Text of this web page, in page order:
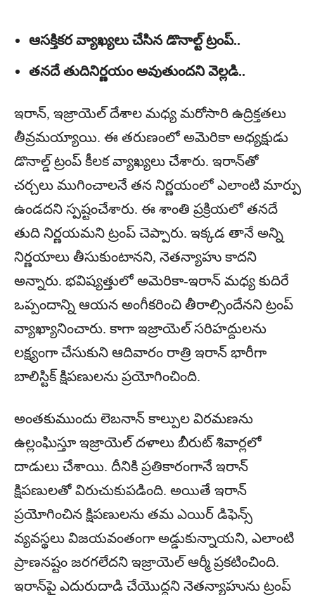
ఆసక్తికర వ్యాఖ్యలు చేసిన డొనాల్ట్ ట్రంప్..
తనదే తుదినిర్ణయం అవుతుందని వెల్లడి..
ఇరాన్, ఇజ్రాయెల్ దేశాల మధ్య మరోసారి ఉద్రిక్తతలు
తీవ్రమయ్యాయి. ఈ తరుణంలో అమెరికా అధ్యక్షుడు
డొనాల్డ్‌ ట్రంప్‌ కీలక వ్యాఖ్యలు చేశారు. ఇరాన్‌తో
చర్చలు ముగించాలనే తన నిర్ణయంలో ఎలాంటి మార్పు
ఉండదని స్పష్టంచేశారు. ఈ శాంతి ప్రక్రియలో తనదే
తుది నిర్ణయమని ట్రంప్ చెప్పారు. ఇక్కడ తానే అన్ని
నిర్ణయాలు తీసుకుంటానని, నెతన్యాహు కాదని
అన్నారు. భవిష్యత్తులో అమెరికా-ఇరాన్ మధ్య కుదిరే
ఒప్పందాన్ని ఆయన అంగీకరించి తీరాల్సిందేనని ట్రంప్
వ్యాఖ్యానించారు. కాగా ఇజ్రాయెల్ సరిహద్దులను
లక్ష్యంగా చేసుకుని ఆదివారం రాత్రి ఇరాన్ భారీగా
బాలిస్టిక్ క్షిపణులను ప్రయోగించింది.
అంతకుముందు లెబనాన్ కాల్పుల విరమణను
ఉల్లంఘిస్తూ ఇజ్రాయెల్ దళాలు బీరుట్‌ శివార్లలో
దాడులు చేశాయి. దీనికి ప్రతికారంగానే ఇరాన్
క్షిపణులతో విరుచుకుపడింది. అయితే ఇరాన్
ప్రయోగించిన క్షిపణులను తమ ఎయిర్ డిఫెన్స్
వ్యవస్థలు విజయవంతంగా అడ్డుకున్నాయని, ఎలాంటి
ప్రాణనష్టం జరగలేదని ఇజ్రాయెల్ ఆర్మీ ప్రకటించింది.
ఇరాన్‌పై ఎదురుదాడి చేయొద్దని నెతన్యాహును ట్రంప్‌